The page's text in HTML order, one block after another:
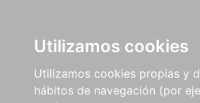
Utilizamos cookies
Utilizamos cookies propias y
hábitos de navegación (por
LIBROS
MÉTODOS Y
EJERCICIOS